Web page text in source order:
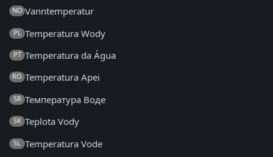
NO Vanntemperatur
PL Temperatura Wody
PT Temperatura da Água
RO Temperatura Apei
SR Температура Воде
SK Teplota Vody
SL Temperatura Vode